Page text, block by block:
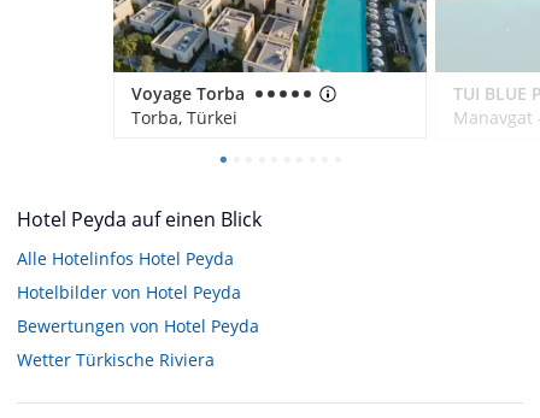
Voyage Torba
Torba, Türkei
Manavgat
Hotel Peyda auf einen Blick
Alle Hotelinfos Hotel Peyda
Hotelbilder von Hotel Peyda
Bewertungen von Hotel Peyda
Wetter Türkische Riviera